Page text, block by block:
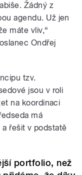
Žádný z
agendu. Už jen
máte vliv,“
Ondřej
tzv.
jsou v roli
na koordinaci
má
řešit v podstatě
portfolio, než